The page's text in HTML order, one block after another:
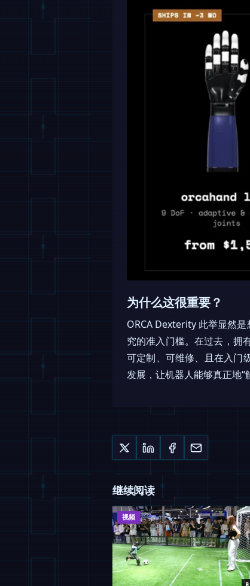
为什么这很重要？
ORCA Dexterity 此举显然
究的准入门槛。在过去，拥
可定制、可维修、且在入门
发展，让机器人能够真正地“
继续阅读
视频